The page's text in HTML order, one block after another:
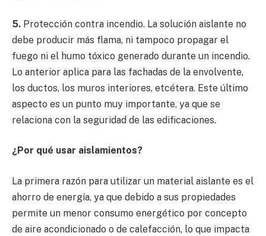
5. Protección contra incendio. La solución aislante no
debe producir más flama, ni tampoco propagar el
fuego ni el humo tóxico generado durante un incendio.
Lo anterior aplica para las fachadas de la envolvente,
los ductos, los muros interiores, etcétera. Este último
aspecto es un punto muy importante, ya que se
relaciona con la seguridad de las edificaciones.
¿Por qué usar aislamientos?
La primera razón para utilizar un material aislante es el
ahorro de energía, ya que debido a sus propiedades
permite un menor consumo energético por concepto
de aire acondicionado o de calefacción, lo que impacta